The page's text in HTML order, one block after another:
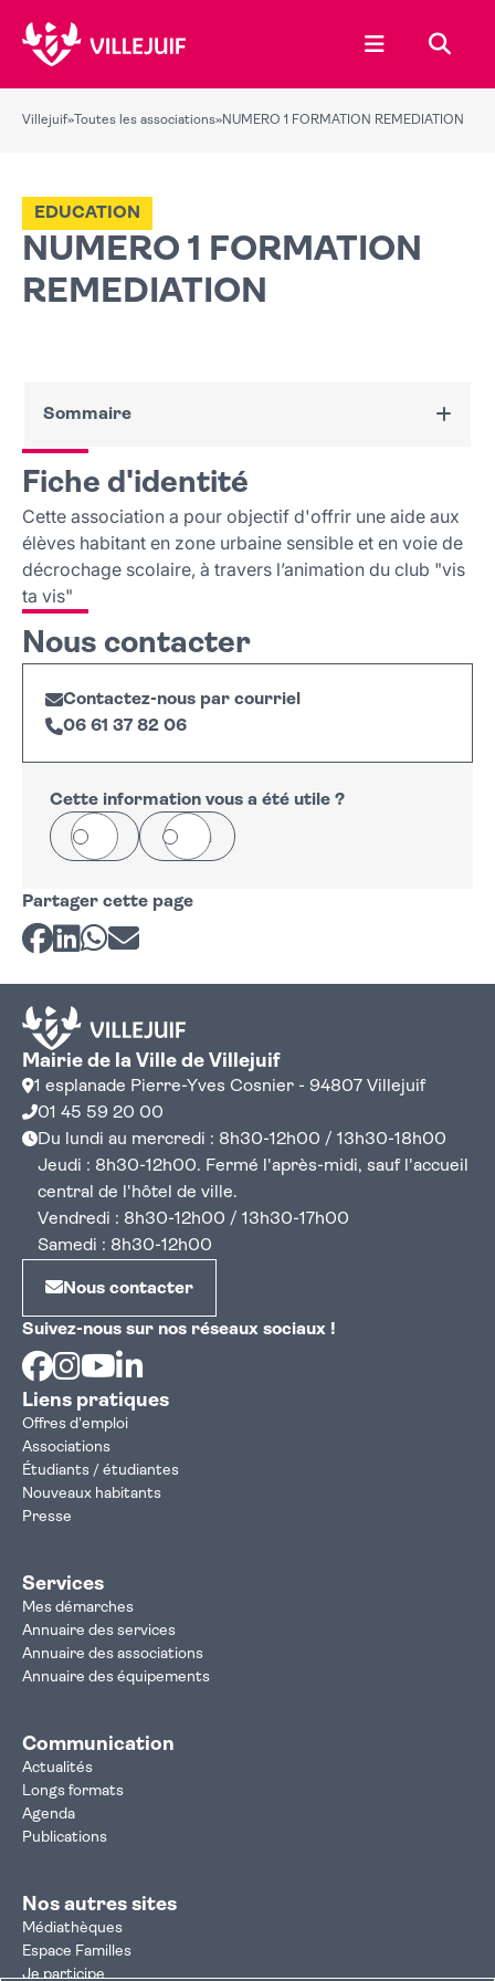
Ouvrir le
Villejuif» Toutes les associations»NUMERO 1 FORMATION REMEDIATION
NUMERO 1 FORMATION
REMEDIATION
EDUCATION
Sommaire
Fiche d'identité
Nous contacter
Fiche d'identité
Cette association a pour objectif d'offrir une aide aux
élèves habitant en zone urbaine sensible et en voie de
décrochage scolaire, à travers l’animation du club "vis
ta vis"
Nous contacter
Contactez-nous par courriel
06 61 37 82 06
Cette information vous a été utile ?
Oui Non
Partager cette page
Partager sur Facebook
Partager sur LinkedIn
Partager sur Whatsapp
Partager par courriel
Mairie de la Ville de Villejuif
1 esplanade Pierre-Yves Cosnier - 94807 Villejuif
01 45 59 20 00
Du lundi au mercredi : 8h30-12h00 / 13h30-18h00
Jeudi : 8h30-12h00. Fermé l'après-midi, sauf l'accueil
central de l'hôtel de ville.
Vendredi : 8h30-12h00 / 13h30-17h00
Samedi : 8h30-12h00
Nous contacter
Suivez-nous sur nos réseaux sociaux !
Facebook
Instagram
Youtube
Liens pratiques
Offres d'emploi
Associations
Étudiants / étudiantes
Nouveaux habitants
Presse
Services
Mes démarches
Annuaire des services
Annuaire des associations
Annuaire des équipements
Communication
Actualités
Longs formats
Agenda
Publications
Nos autres sites
Médiathèques
Espace Familles
Je participe